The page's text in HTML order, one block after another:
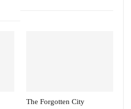
The Forgotten City